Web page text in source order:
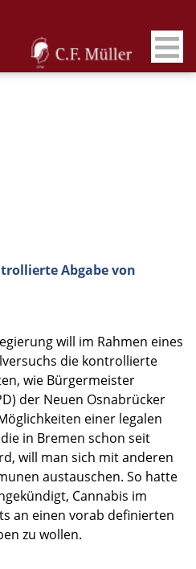
Abgabe von
will im Rahmen eines
die kontrollierte
wie Bürgermeister
der Neuen Osnabrücker
einer legalen
in Bremen schon seit
will man sich mit anderen
austauschen. So hatte
Cannabis im
an einen vorab definierten
zu wollen.